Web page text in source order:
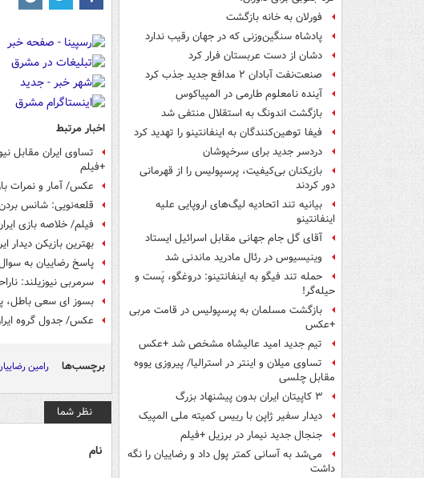
فورلان به خانه بازگشت
پادشاه سنگین‌وزنی که در جهان رقیب ندارد
دشان از دست عربستان فرار کرد
صنعت‌نفت آبادان ۲ مدافع جدید جذب کرد
آینده نامعلوم طارمی در المپیاکوس
بازگشت اندونگ به استقلال منتفی شد
فیفا توهین‌کنندگان به اینفانتینو را تهدید کرد
دردسر جدید برای سرخپوشان
بازیکنان بی‌کیفیت، پرسپولیس را از قهرمانی
دور کردند
بیانیه تند اتحادیه لیگ‌های اروپایی علیه
اینفانتینو
آقای گل جام جهانی مقابل اسرائیل ایستاد
وینیسیوس در رئال مادرید ماندنی شد
حمله تند فیگو به اینفانتینو: دروغگو، پَست‌ و
حیله‌گر!
بازگشت مسلمان به پرسپولیس در قامت مربی
+عکس
تیم جدید امید عالیشاه مشخص شد +عکس
تساوی میلان و اینتر در استرالیا/ پیروزی یووه
مقابل چلسی
۳ کاپیتان ایران بدون پیشنهاد بزرگ
دیدار سفیر ژاپن با رییس کمیته ملی المپیک
جنجال جدید نیمار در برزیل +فیلم
می‌شد به آسانی کمتر پول داد و رضاییان را نگه
داشت
اخبار مرتبط
تساوی ایران مقابل
+فیلم
عکس/ آمار و نمرات
قلعه‌نویی: شانس
فیلم/ خلاصه بازی ایران ۲-۲
بهترین بازیکن دیدار
پاسخ رضاییان به
سرمربی نیوزیلند:
بسوز ای سعی باطل،
عکس/ جدول گروه
برچسب‌ها رامین
نظر شما
نام